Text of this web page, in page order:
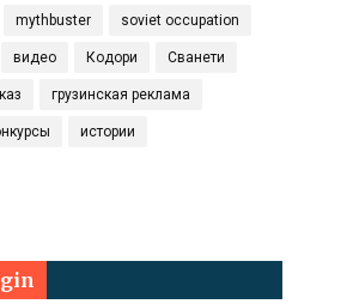
mythbuster soviet occupation
видео Кодори Сванети
грузинская реклама
истории